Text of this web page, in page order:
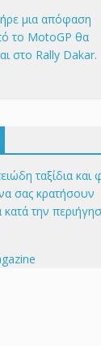
μια απόφαση
το MotoGP θα
στο Rally Dakar.
ταξίδια και
σας κρατήσουν
την